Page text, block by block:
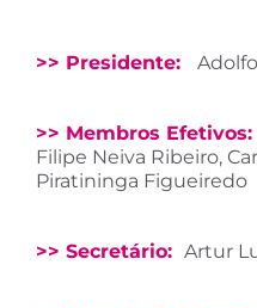
>> Presidente:
>> Membros Efetivos:
Filipe Neiva Ribeiro,
Piratininga Figueiredo
>> Secretário: Artur